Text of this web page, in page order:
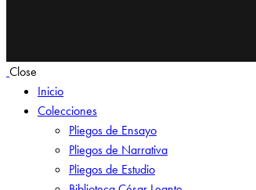
Close
Inicio
Colecciones
Pliegos de Ensayo
Pliegos de Narrativa
Pliegos de Estudio